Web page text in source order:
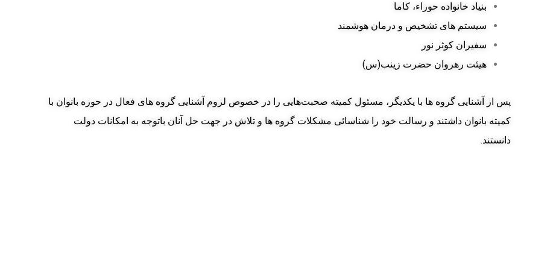
بنیاد خانواده حوراء، کاما
سیستم های تشخیص و درمان هوشمند
سفیران کوثر نور
هیئت رهروان حضرت زینب(س)
پس از آشنایی گروه ها با یکدیگر، مسئول کمیته صحبت‌هایی را در خصوص لزوم آشنایی گروه های فعال در حوزه بانوان با
کمیته بانوان داشتند و رسالت خود را شناسائی مشکلات گروه ها و تلاش در جهت حل آنان باتوجه به امکانات دولت
دانستند.